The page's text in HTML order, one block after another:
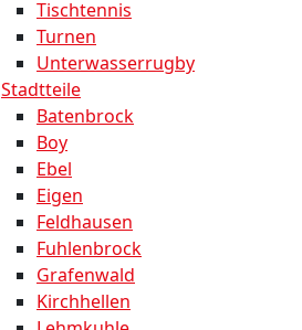
Tischtennis
Turnen
Unterwasserrugby
Stadtteile
Batenbrock
Boy
Ebel
Eigen
Feldhausen
Fuhlenbrock
Grafenwald
Kirchhellen